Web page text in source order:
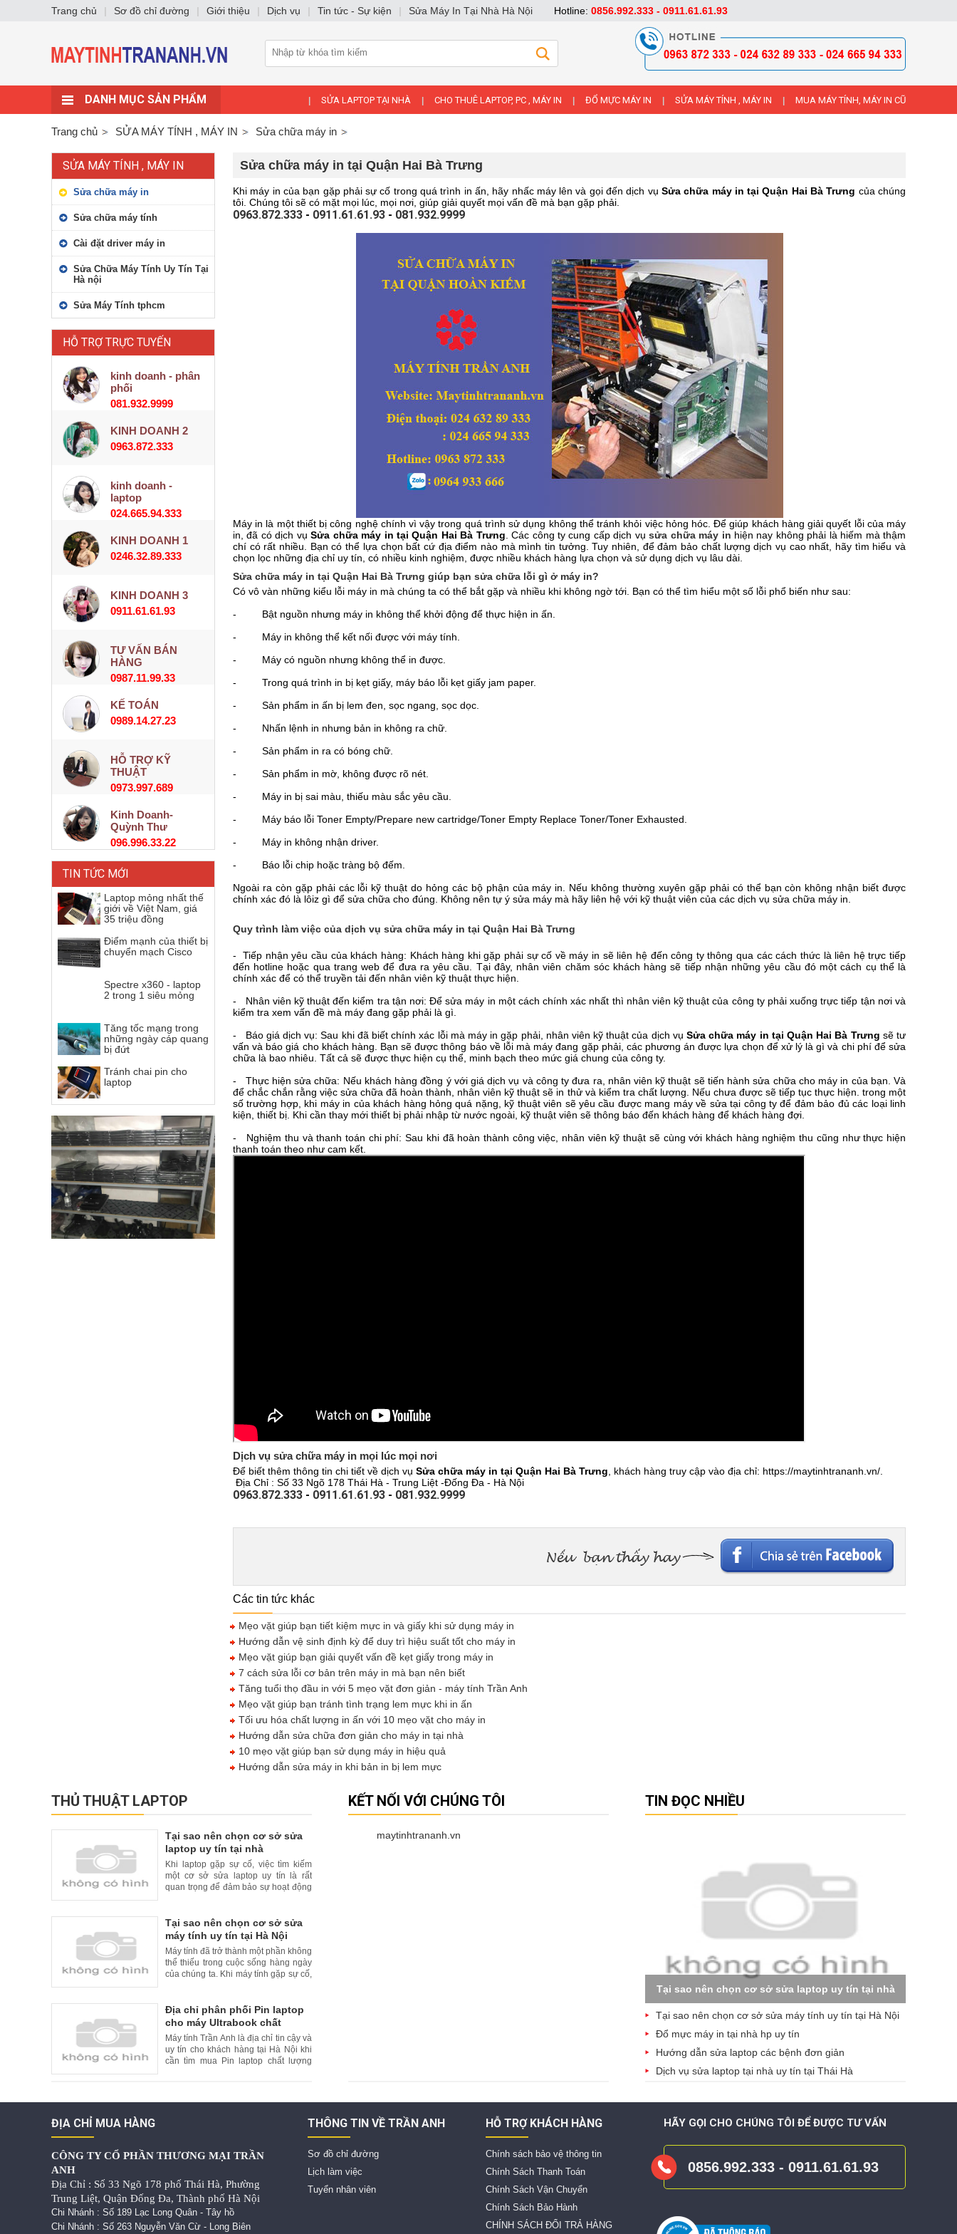
DANH MỤC SẢN PHẨM SỬA LAPTOP TẠI NHÀ CHO THUÊ LAPTOP, PC , MÁY IN ĐỔ MỰC MÁY IN SỬA MÁY TÍNH , MÁY IN MUA MÁY TÍNH, MÁY IN CŨ
Trang chủ SỬA MÁY TÍNH , MÁY IN Sửa chữa máy in
SỬA MÁY TÍNH , MÁY IN
Sửa chữa máy in
Sửa chữa máy tính
Cài đặt driver máy in
Sửa Chữa Máy Tính Uy Tín Tại
Hà nội
Sửa Máy Tính tphcm
HỖ TRỢ TRỰC TUYẾN
kinh doanh - phân
phối
081.932.9999
KINH DOANH 2
0963.872.333
kinh doanh -
laptop
024.665.94.333
KINH DOANH 1
0246.32.89.333
KINH DOANH 3
0911.61.61.93
TƯ VẤN BÁN
HÀNG
0987.11.99.33
KẾ TOÁN
0989.14.27.23
HỖ TRỢ KỸ
THUẬT
0973.997.689
Kinh Doanh-
Quỳnh Thư
096.996.33.22
TIN TỨC MỚI
Laptop mỏng nhất thế
giới về Việt Nam, giá
35 triệu đồng
Điểm mạnh của thiết bị
chuyển mạch Cisco
Spectre x360 - laptop
2 trong 1 siêu mỏng
Tăng tốc mạng trong
những ngày cáp quang
bị đứt
Tránh chai pin cho
laptop
Sửa chữa máy in tại Quận Hai Bà Trưng
Khi máy in của bạn gặp phải sự cố trong quá trình in ấn, hãy nhấc máy lên và gọi đến dịch vụ Sửa chữa máy in tại Quận Hai Bà Trưng của chúng
tôi. Chúng tôi sẽ có mặt mọi lúc, mọi nơi, giúp giải quyết mọi vấn đề mà bạn gặp phải.
0963.872.333 - 0911.61.61.93 - 081.932.9999
Máy in là một thiết bị công nghệ chính vì vậy trong quá trình sử dụng không thể tránh khỏi việc hỏng hóc. Để giúp khách hàng giải quyết lỗi của máy
in, đã có dịch vụSửa chữa máy in tại Quận Hai Bà Trưng . Các công ty cung cấp dịch vụsửa chữa máy in hiện nay không phải là hiếm mà thậm
chí có rất nhiều. Bạn có thể lựa chọn bất cứ địa điểm nào mà mình tin tưởng. Tuy nhiên, để đảm bảo chất lượng dịch vụ cao nhất, hãy tìm hiểu và
chọn lọc những địa chỉ uy tín, có nhiều kinh nghiệm, được nhiều khách hàng lựa chọn và sử dụng dịch vụ lâu dài.
Sửa chữa máy in tại Quận Hai Bà Trưng giúp bạn sửa chữa lỗi gì ở máy in?
Có vô vàn những kiểu lỗi máy in mà chúng ta có thể bắt gặp và nhiều khi không ngờ tới. Bạn có thể tìm hiểu một số lỗi phổ biến như sau:
- Bật nguồn nhưng máy in không thể khởi động để thực hiện in ấn.
- Máy in không thể kết nối được với máy tính.
- Máy có nguồn nhưng không thể in được.
- Trong quá trình in bị kẹt giấy, máy báo lỗi kẹt giấy jam paper.
- Sản phẩm in ấn bị lem đen, sọc ngang, sọc dọc.
- Nhấn lệnh in nhưng bản in không ra chữ.
- Sản phẩm in ra có bóng chữ.
- Sản phẩm in mờ, không được rõ nét.
- Máy in bị sai màu, thiếu màu sắc yêu cầu.
- Máy báo lỗi Toner Empty/Prepare new cartridge/Toner Empty Replace Toner/Toner Exhausted.
- Máy in không nhận driver.
- Báo lỗi chip hoặc tràng bộ đếm.
Ngoài ra còn gặp phải các lỗi kỹ thuật do hỏng các bộ phận của máy in. Nếu không thường xuyên gặp phải có thể bạn còn không nhận biết được
chính xác đó là lôiz gì để sửa chữa cho đúng. Không nên tự ý sửa máy mà hãy liên hệ với kỹ thuật viên của các dịch vụ sửa chữa máy in.
Quy trình làm việc của dịch vụ sửa chữa máy in tại Quận Hai Bà Trưng
- Tiếp nhận yêu cầu của khách hàng: Khách hàng khi gặp phải sự cố về máy in sẽ liên hệ đến công ty thông qua các cách thức là liên hệ trực tiếp
đến hotline hoặc qua trang web để đưa ra yêu cầu. Tại đây, nhân viên chăm sóc khách hàng sẽ tiếp nhận những yêu cầu đó một cách cụ thể là
chính xác để có thể truyền tải đến nhân viên kỹ thuật thực hiện.
- Nhân viên kỹ thuật đến kiểm tra tận nơi: Để sửa máy in một cách chính xác nhất thì nhân viên kỹ thuật của công ty phải xuống trực tiếp tận nơi và
kiểm tra xem vấn đề mà máy đang gặp phải là gì.
- Báo giá dịch vụ: Sau khi đã biết chính xác lỗi mà máy in gặp phải, nhân viên kỹ thuật của dịch vụSửa chữa máy in tại Quận Hai Bà Trưng sẽ tư
vấn và báo giá cho khách hàng. Bạn sẽ được thông báo về lỗi mà máy đang gặp phải, các phương án được lựa chọn để xử lý là gì và chi phí để sửa
chữa là bao nhiêu. Tất cả sẽ được thực hiện cụ thể, minh bạch theo mức giá chung của công ty.
- Thực hiện sửa chữa: Nếu khách hàng đồng ý với giá dịch vụ và công ty đưa ra, nhân viên kỹ thuật sẽ tiến hành sửa chữa cho máy in của bạn. Và
để chắc chắn rằng việc sửa chữa đã hoàn thành, nhân viên kỹ thuật sẽ in thử và kiểm tra chất lượng. Nếu chưa được sẽ tiếp tục thực hiện. trong một
số trường hợp, khi máy in của khách hàng hỏng quá nặng, kỹ thuật viên sẽ yêu cầu được mang máy về sửa tại công ty để đảm bảo đủ các loại linh
kiện, thiết bị. Khi cần thay mới thiết bị phải nhập từ nước ngoài, kỹ thuật viên sẽ thông báo đến khách hàng để khách hàng đợi.
- Nghiệm thu và thanh toán chi phí: Sau khi đã hoàn thành công việc, nhân viên kỹ thuật sẽ cùng với khách hàng nghiệm thu cũng như thực hiện
thanh toán theo như cam kết.
Dịch vụ sửa chữa máy in mọi lúc mọi nơi
Để biết thêm thông tin chi tiết về dịch vụ Sửa chữa máy in tại Quận Hai Bà Trưng , khách hàng truy cập vào địa chỉ: https://maytinhtrananh.vn/.
Địa Chỉ : Số 33 Ngõ 178 Thái Hà - Trung Liệt -Đống Đa - Hà Nội
0963.872.333 - 0911.61.61.93 - 081.932.9999
Các tin tức khác
Mẹo vặt giúp bạn tiết kiệm mực in và giấy khi sử dụng máy in
Hướng dẫn vệ sinh định kỳ để duy trì hiệu suất tốt cho máy in
Mẹo vặt giúp bạn giải quyết vấn đề kẹt giấy trong máy in
7 cách sửa lỗi cơ bản trên máy in mà bạn nên biết
Tăng tuổi thọ đầu in với 5 mẹo vặt đơn giản - máy tính Trần Anh
Mẹo vặt giúp bạn tránh tình trạng lem mực khi in ấn
Tối ưu hóa chất lượng in ấn với 10 mẹo vặt cho máy in
Hướng dẫn sửa chữa đơn giản cho máy in tại nhà
10 mẹo vặt giúp bạn sử dụng máy in hiệu quả
Hướng dẫn sửa máy in khi bản in bị lem mực
THỦ THUẬT LAPTOP
Tại sao nên chọn cơ sở sửa
laptop uy tín tại nhà
Khi laptop gặp sự cố, việc tìm kiếm
một cơ sở sửa laptop uy tín là rất
quan trọng để đảm bảo sự hoạt động
tiện lợi cho khách hàng, nhiều cơ sở
sửa laptop uy tín đã cung cấp dịch vụ
sửa chữa tại nhà. Trong bài viết này,
chúng
Tại sao nên chọn cơ sở sửa
máy tính uy tín tại Hà Nội
Máy tính đã trở thành một phần không
thể thiếu trong cuộc sống hàng ngày
của chúng ta. Khi máy tính gặp sự cố,
nhiều cơ sở sửa máy tính uy tín và
chất lượng. Trong bài viết này, chúng
tôi xin giới thiệu lý do nên chọn cơ
Địa chỉ phân phối Pin laptop
cho máy Ultrabook chất
lượng cao và uy tín tại Hà Nội
Máy tính Trần Anh là địa chỉ tin cậy và
uy tín cho khách hàng tại Hà Nội khi
cần tìm mua Pin laptop chất lượng
khách hàng những sản phẩm Pin
KẾT NỐI VỚI CHÚNG TÔI
maytinhtrananh.vn
TIN ĐỌC NHIỀU
Tại sao nên chọn cơ sở sửa laptop uy tín tại nhà
Tại sao nên chọn cơ sở sửa máy tính uy tín tại Hà Nội
Đổ mực máy in tại nhà hp uy tín
Hướng dẫn sửa laptop các bệnh đơn giản
Dịch vụ sửa laptop tại nhà uy tín tại Thái Hà
HÃY GỌI CHO CHÚNG TÔI ĐỂ ĐƯỢC TƯ VẤN
0856.992.333 - 0911.61.61.93
ĐỊA CHỈ MUA HÀNG
CÔNG TY CỔ PHẦN THƯƠNG MẠI TRẦN
ANH
Địa Chỉ : Số 33 Ngõ 178 phố Thái Hà, Phường
Trung Liệt, Quận Đống Đa, Thành phố Hà Nội
Chi Nhánh : Số 189 Lạc Long Quân - Tây hồ
Chi Nhánh : Số 263 Nguyễn Văn Cừ - Long Biên
THÔNG TIN VỀ TRẦN ANH
Sơ đồ chỉ đường
Lịch làm việc
Tuyển nhân viên
HỖ TRỢ KHÁCH HÀNG
Chính sách bảo vệ thông tin
Chính Sách Thanh Toán
Chính Sách Vận Chuyển
Chính Sách Bảo Hành
CHÍNH SÁCH ĐỔI TRẢ HÀNG
Trang chủ | Sơ đồ chỉ đường | Giới thiệu | Dịch vụ | Tin tức - Sự kiện | Sửa Máy In Tại Nhà Hà Nội Hotline: 0856.992.333 - 0911.61.61.93